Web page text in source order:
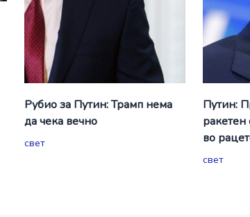
Рубио за Путин: Трамп нема
да чека вечно
свет
Путин:
ракетен
во
свет